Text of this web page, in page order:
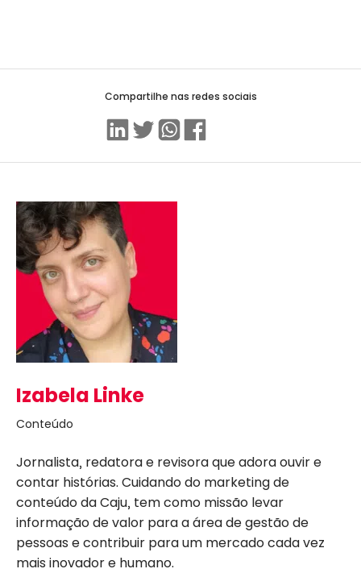
Compartilhe nas redes sociais
LinkedinTwitterWhatsApp
Facebook
Izabela Linke
Conteúdo
Jornalista, redatora e revisora que adora ouvir e
contar histórias. Cuidando do marketing de
conteúdo da Caju, tem como missão levar
informação de valor para a área de gestão de
pessoas e contribuir para um mercado cada vez
mais inovador e humano.